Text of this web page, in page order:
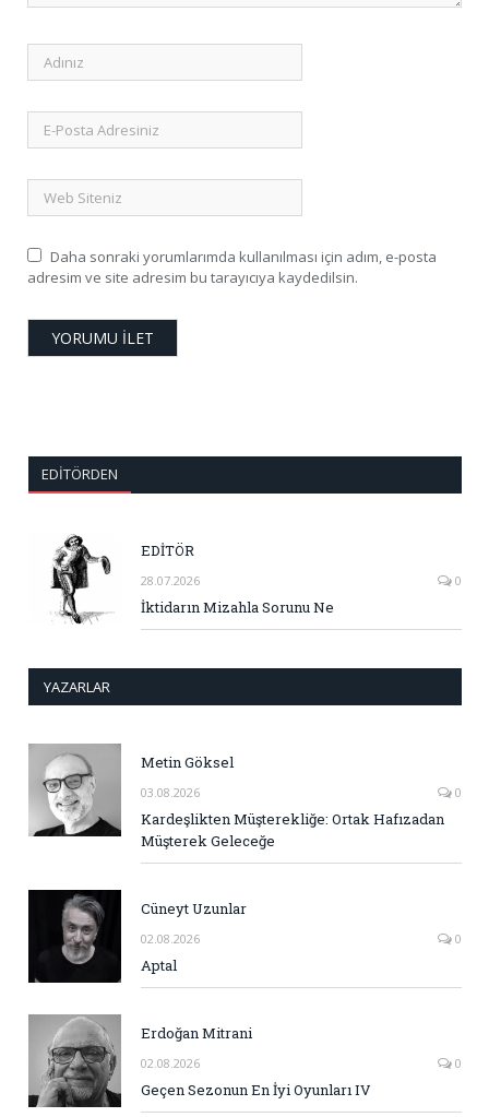
Daha sonraki yorumlarımda kullanılması için adım, e-posta
adresim ve site adresim bu tarayıcıya kaydedilsin.
EDITÖRDEN
EDİTÖR
28.07.2026 0
İktidarın Mizahla Sorunu Ne
YAZARLAR
Metin Göksel
03.08.2026 0
Kardeşlikten Müşterekliğe: Ortak Hafızadan
Müşterek Geleceğe
Cüneyt Uzunlar
02.08.2026 0
Aptal
Erdoğan Mitrani
02.08.2026 0
Geçen Sezonun En İyi Oyunları IV